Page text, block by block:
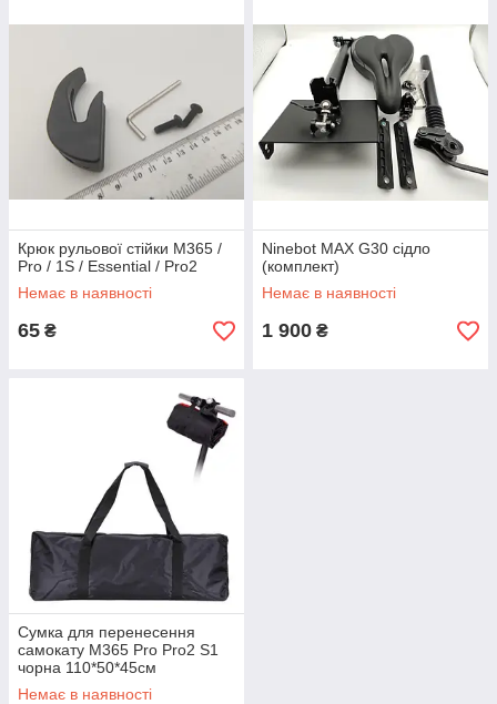
Крюк рульової стійки M365 /
Pro / 1S / Essential / Pro2
Немає в наявності
65 ₴
Ninebot MAX G30 сідло
(комплект)
Немає в наявності
1 900 ₴
Сумка для перенесення
самокату M365 Pro Pro2 S1
чорна 110*50*45см
Немає в наявності